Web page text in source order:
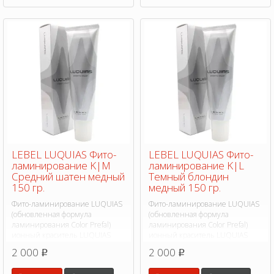
LEBEL LUQUIAS Фито-
ламинирование K|M
Средний шатен медный
150 гр.
Фито-ламинирование LUQUIAS
(обновленная формула
ламинирования Color Prefal)
формула основанная на фито-
экстрактах.
2 000 p
LEBEL LUQUIAS Фито-
ламинирование K|L
Темный блондин
медный 150 гр.
Фито-ламинирование LUQUIAS
(обновленная формула
ламинирования Color Prefal)
формула основанная на фито-
экстрактах.
2 000 p